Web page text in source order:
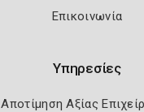
Επικοινωνία
Υπηρεσίες
Αποτίμηση Αξίας